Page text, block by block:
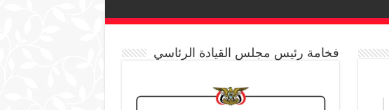
فخامة رئيس مجلس القيادة الرئاسي